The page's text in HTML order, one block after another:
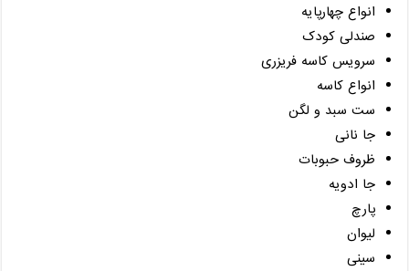
انواع چهارپایه
صندلی کودک
سرویس کاسه فریزری
انواع کاسه
ست سبد و لگن
جا نانی
ظروف حبوبات
جا ادویه
پارچ
لیوان
سینی